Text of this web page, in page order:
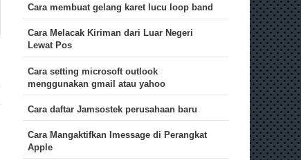
Cara membuat gelang karet lucu loop band
Cara Melacak Kiriman dari Luar Negeri
Lewat Pos
Cara setting microsoft outlook
menggunakan gmail atau yahoo
Cara daftar Jamsostek perusahaan baru
Cara Mangaktifkan Imessage di Perangkat
Apple